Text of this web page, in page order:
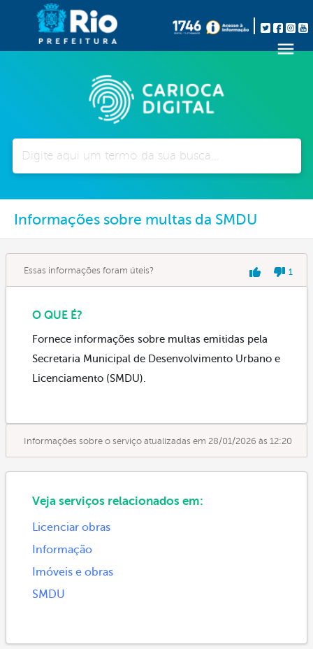
Informações sobre multas da SMDU
Essas informações foram úteis? 1
O QUE É?
Fornece informações sobre multas emitidas pela
Secretaria Municipal de Desenvolvimento Urbano e
Licenciamento (SMDU).
Informações sobre o serviço atualizadas em 28/01/2026 às 12:20
Veja serviços relacionados em:
Licenciar obras
Informação
Imóveis e obras
SMDU